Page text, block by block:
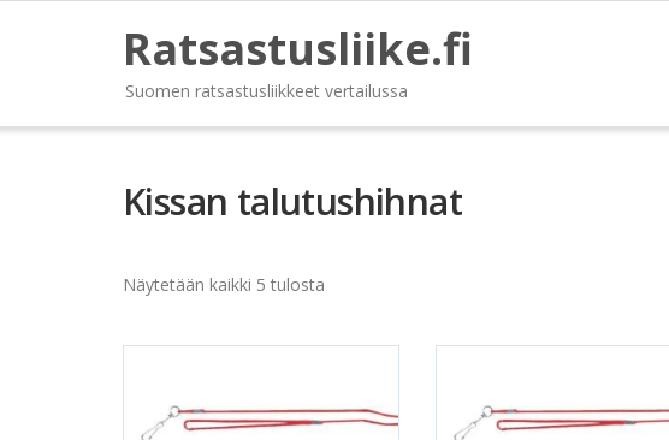
Ratsastusliike.fi
Suomen ratsastusliikkeet vertailussa
Kissan talutushihnat
Näytetään kaikki 5 tulosta